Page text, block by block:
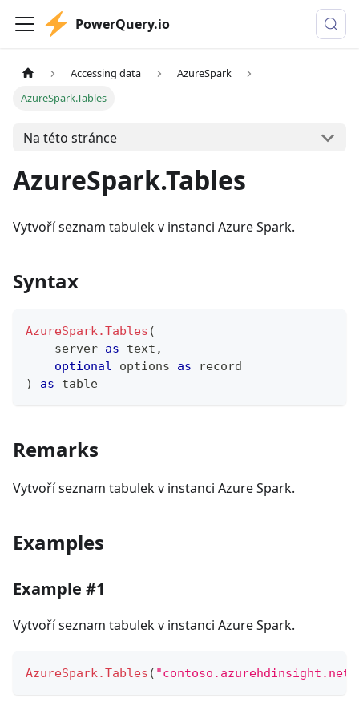
PowerQuery.io
Accessing data
AzureSpark
AzureSpark.Tables
Na této stránce
AzureSpark.Tables
Vytvoří seznam tabulek v instanci Azure Spark.
Syntax
AzureSpark.Tables (
    server
as text ,
optional options as
record
)
as table
Remarks
Vytvoří seznam tabulek v instanci Azure Spark.
Examples
Example #1
Vytvoří seznam tabulek v instanci Azure Spark.
AzureSpark.Tables ( "contoso.azurehdinsight.net"